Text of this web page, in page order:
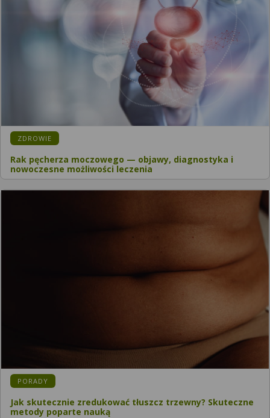
ZDROWIE
Rak pęcherza moczowego — objawy, diagnostyka i
nowoczesne możliwości leczenia
PORADY
Jak skutecznie zredukować tłuszcz trzewny? Skuteczne
metody poparte nauką